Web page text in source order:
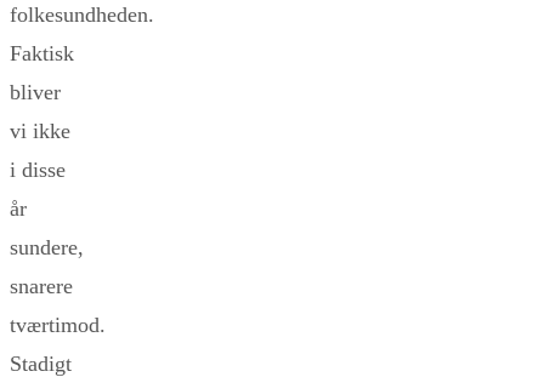
folkesundheden.
Faktisk
bliver
vi ikke
i disse
år
sundere,
snarere
tværtimod.
Stadigt